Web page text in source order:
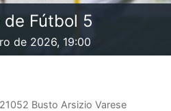
Fútbol 5
de 2026, 19:00
Busto Arsizio Varese